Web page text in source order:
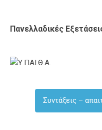
Πανελλαδικές
Συντάξεις –